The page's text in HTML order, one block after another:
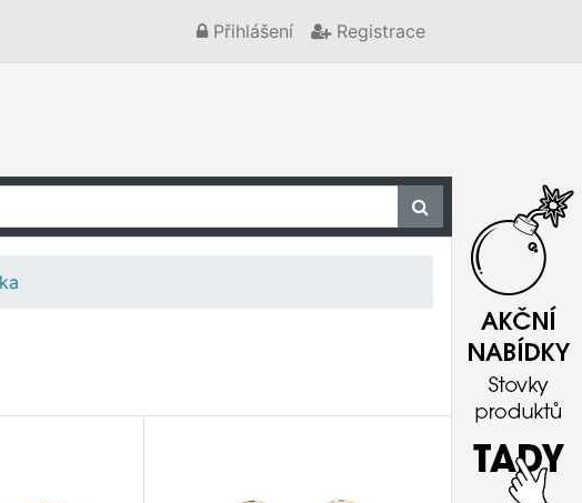
Přihlášení Registrace